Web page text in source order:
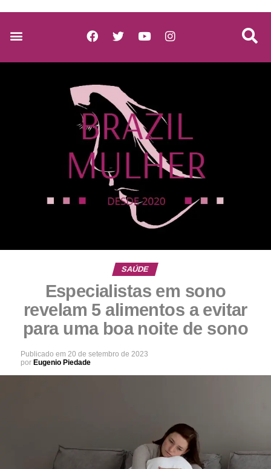
SAÚDE
Especialistas em sono
revelam 5 alimentos a evitar
para uma boa noite de sono
Publicado em 20 de setembro de 2023
por Eugenio Piedade